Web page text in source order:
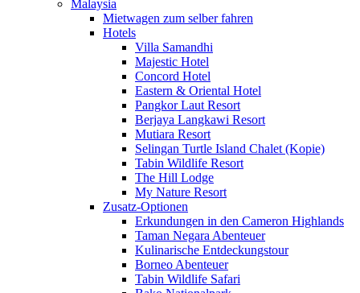
Malaysia
Mietwagen zum selber fahren
Hotels
Villa Samandhi
Majestic Hotel
Concord Hotel
Eastern & Oriental Hotel
Pangkor Laut Resort
Berjaya Langkawi Resort
Mutiara Resort
Selingan Turtle Island Chalet (Kopie)
Tabin Wildlife Resort
The Hill Lodge
My Nature Resort
Zusatz-Optionen
Erkundungen in den Cameron Highlands
Taman Negara Abenteuer
Kulinarische Entdeckungstour
Borneo Abenteuer
Tabin Wildlife Safari